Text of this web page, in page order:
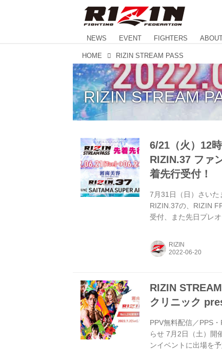
NEWS EVENT FIGHTERS
HOME RIZIN STREAM PASS
RIZIN STREAM
6/21（火）12
RIZIN.37 ファ
着先行受付！
7月31日（日）さい
RIZIN.37の、RIZIN
受付、また先日プレ
せて頂きます。 また
だ！RIZIN FFオフィ
RIZIN
RIZIN
クリニック
PPV無料配信／PPS
らせ 7月2日（土）開
ンイベントに出場を